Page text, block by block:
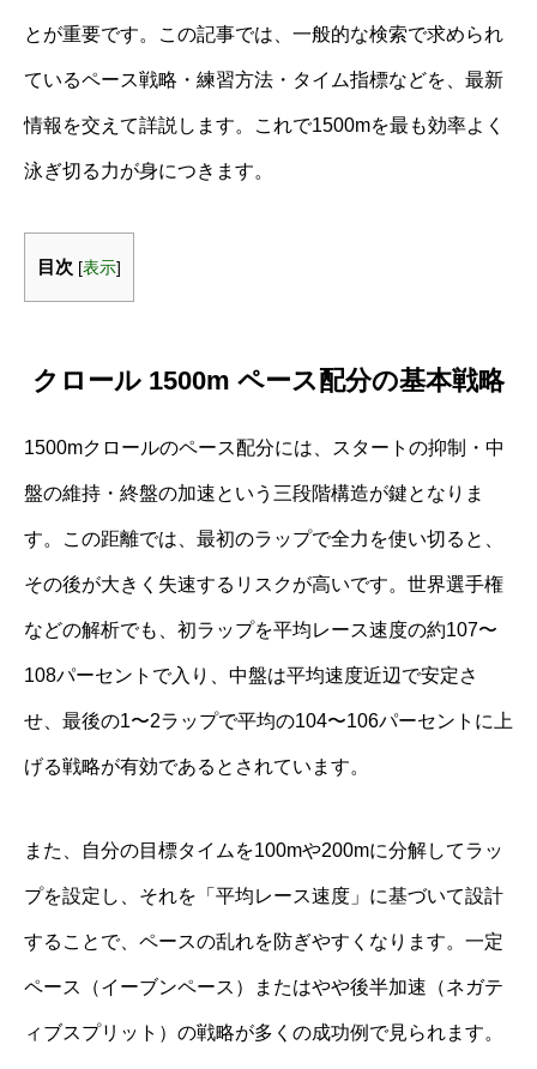
とが重要です。この記事では、一般的な検索で求められ
ているペース戦略・練習方法・タイム指標などを、最新
情報を交えて詳説します。これで1500mを最も効率よく
泳ぎ切る力が身につきます。
目次 [表示]
クロール 1500m ペース配分の基本戦略
1500mクロールのペース配分には、スタートの抑制・中
盤の維持・終盤の加速という三段階構造が鍵となりま
す。この距離では、最初のラップで全力を使い切ると、
その後が大きく失速するリスクが高いです。世界選手権
などの解析でも、初ラップを平均レース速度の約107〜
108パーセントで入り、中盤は平均速度近辺で安定さ
せ、最後の1〜2ラップで平均の104〜106パーセントに上
げる戦略が有効であるとされています。
また、自分の目標タイムを100mや200mに分解してラッ
プを設定し、それを「平均レース速度」に基づいて設計
することで、ペースの乱れを防ぎやすくなります。一定
ペース（イーブンペース）またはやや後半加速（ネガテ
ィブスプリット）の戦略が多くの成功例で見られます。